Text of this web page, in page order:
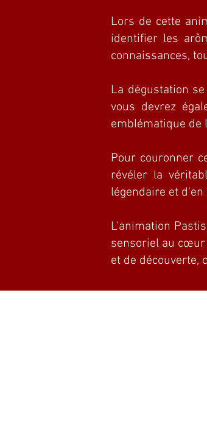
Lors de cette
identifier les
connaissances,
La dégustation
vous devrez
emblématique de
Pour couronner
révéler la
légendaire et
L'animation
sensoriel au cœur
et de découverte,